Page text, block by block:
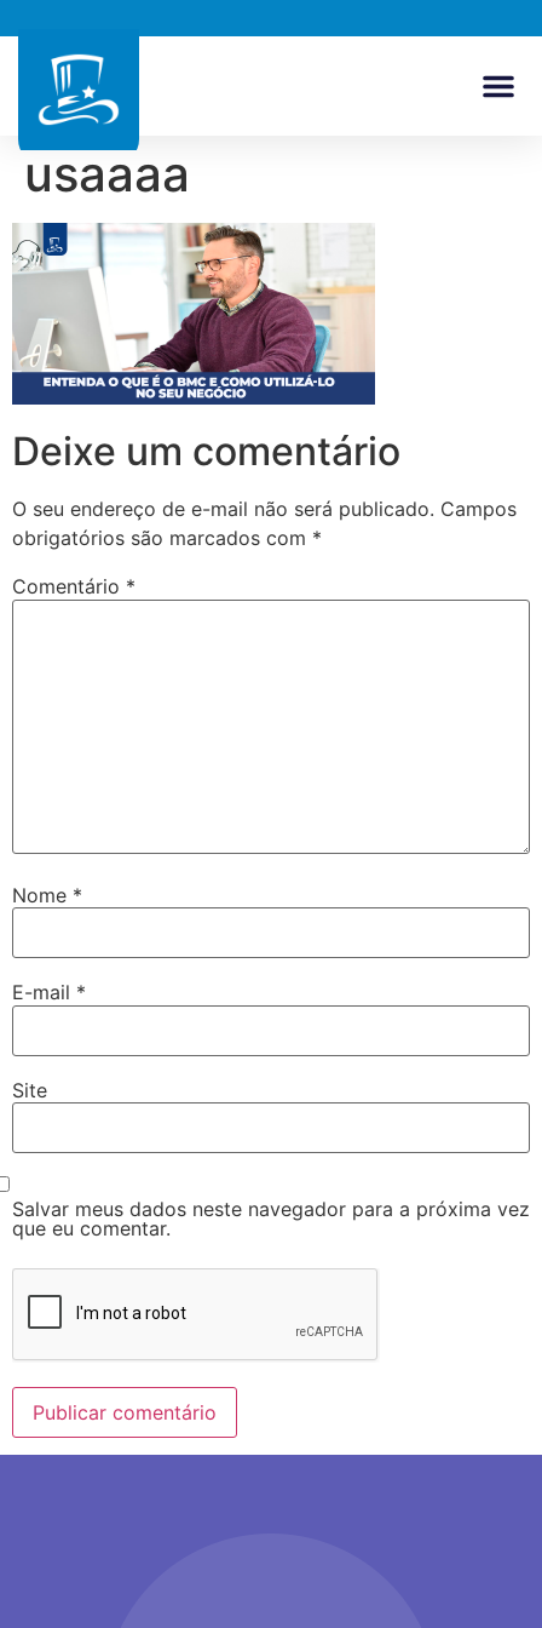
usaaaa
Deixe um comentário
O seu endereço de e-mail não será publicado. Campos
obrigatórios são marcados com *
Comentário *
Nome *
E-mail *
Site
Salvar meus dados neste navegador para a próxima vez
que eu comentar.